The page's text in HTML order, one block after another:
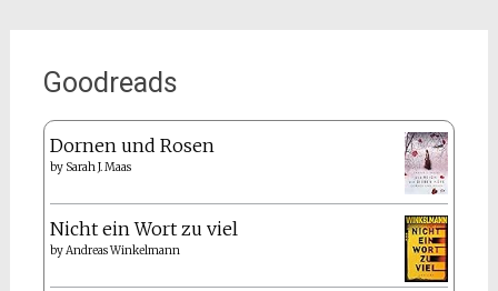
Goodreads
Dornen und Rosen
by Sarah J. Maas
Nicht ein Wort zu viel
byAndreas Winkelmann